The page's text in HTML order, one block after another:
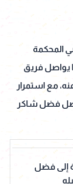
المحكمة
يواصل فريق
مع استمرار
فضل شاكر
إلى فضل